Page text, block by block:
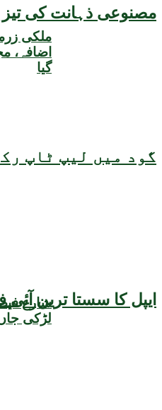
مصنوعی ذہانت کی تیز رفتار پیش رفت 2028 تک عالمی معیشت
گود میں لیپ ٹاپ
ایپل کا سستا ترین آئی فون 17 ای فروری 2026 میں متعارف ہونے کا امکان، قیمت
گیا
شارع
لڑکی جاں